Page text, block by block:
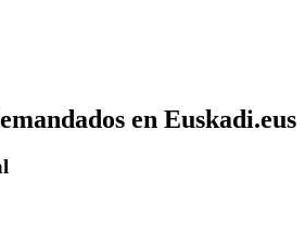
en Euskadi.eus